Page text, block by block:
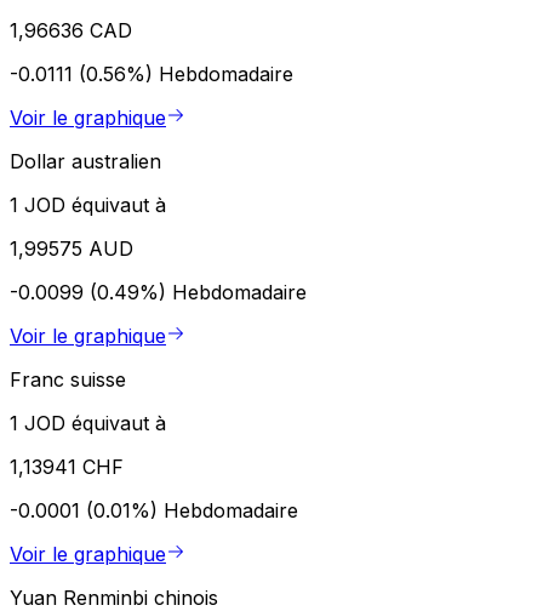
1,96636 CAD
-0.0111 (0.56%) Hebdomadaire
Voir le graphique
Dollar australien
1 JOD équivaut à
1,99575 AUD
-0.0099 (0.49%) Hebdomadaire
Voir le graphique
Franc suisse
1 JOD équivaut à
1,13941 CHF
-0.0001 (0.01%) Hebdomadaire
Voir le graphique
Yuan Renminbi chinois